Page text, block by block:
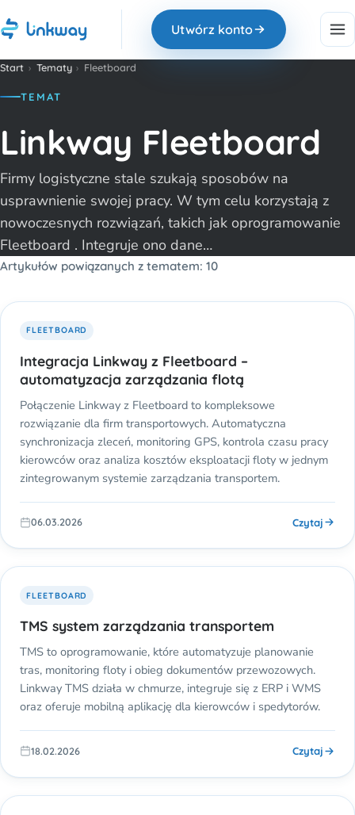
Utwórz konto
Start › Tematy › Fleetboard
TEMAT
Linkway Fleetboard
Firmy logistyczne stale szukają sposobów na
usprawnienie swojej pracy. W tym celu korzystają z
nowoczesnych rozwiązań, takich jak oprogramowanie
Fleetboard . Integruje ono dane…
Artykułów powiązanych z tematem: 10
FLEETBOARD
Integracja Linkway z Fleetboard –
automatyzacja zarządzania flotą
Połączenie Linkway z Fleetboard to kompleksowe
rozwiązanie dla firm transportowych. Automatyczna
synchronizacja zleceń, monitoring GPS, kontrola czasu pracy
kierowców oraz analiza kosztów eksploatacji floty w jednym
zintegrowanym systemie zarządzania transportem.
06.03.2026 Czytaj
FLEETBOARD
TMS system zarządzania transportem
TMS to oprogramowanie, które automatyzuje planowanie
tras, monitoring floty i obieg dokumentów przewozowych.
Linkway TMS działa w chmurze, integruje się z ERP i WMS
oraz oferuje mobilną aplikację dla kierowców i spedytorów.
18.02.2026 Czytaj